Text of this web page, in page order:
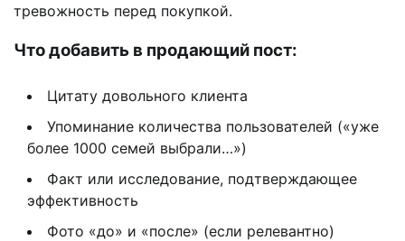
тревожность перед покупкой.
Что добавить в продающий пост:
Цитату довольного клиента
Упоминание количества пользователей («уже
более 1000 семей выбрали…»)
Факт или исследование, подтверждающее
эффективность
Фото «до» и «после» (если релевантно)